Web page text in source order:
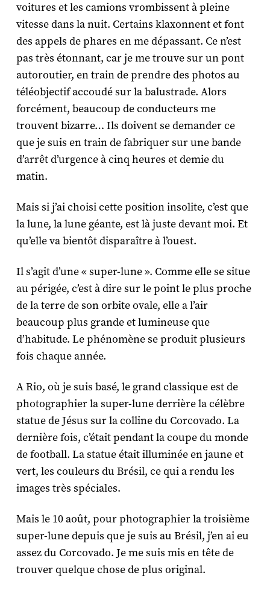
voitures et les camions vrombissent à pleine
vitesse dans la nuit. Certains klaxonnent et font
des appels de phares en me dépassant. Ce n’est
pas très étonnant, car je me trouve sur un pont
autoroutier, en train de prendre des photos au
téléobjectif accoudé sur la balustrade. Alors
forcément, beaucoup de conducteurs me
trouvent bizarre… Ils doivent se demander ce
que je suis en train de fabriquer sur une bande
d’arrêt d’urgence à cinq heures et demie du
matin.
Mais si j’ai choisi cette position insolite, c’est que
la lune, la lune géante, est là juste devant moi. Et
qu’elle va bientôt disparaître à l’ouest.
Il s’agit d’une « super-lune ». Comme elle se situe
au périgée, c’est à dire sur le point le plus proche
de la terre de son orbite ovale, elle a l’air
beaucoup plus grande et lumineuse que
d’habitude. Le phénomène se produit plusieurs
fois chaque année.
A Rio, où je suis basé, le grand classique est de
photographier la super-lune derrière la célèbre
statue de Jésus sur la colline du Corcovado. La
dernière fois, c’était pendant la coupe du monde
de football. La statue était illuminée en jaune et
vert, les couleurs du Brésil, ce qui a rendu les
images très spéciales.
Mais le 10 août, pour photographier la troisième
super-lune depuis que je suis au Brésil, j’en ai eu
assez du Corcovado. Je me suis mis en tête de
trouver quelque chose de plus original.